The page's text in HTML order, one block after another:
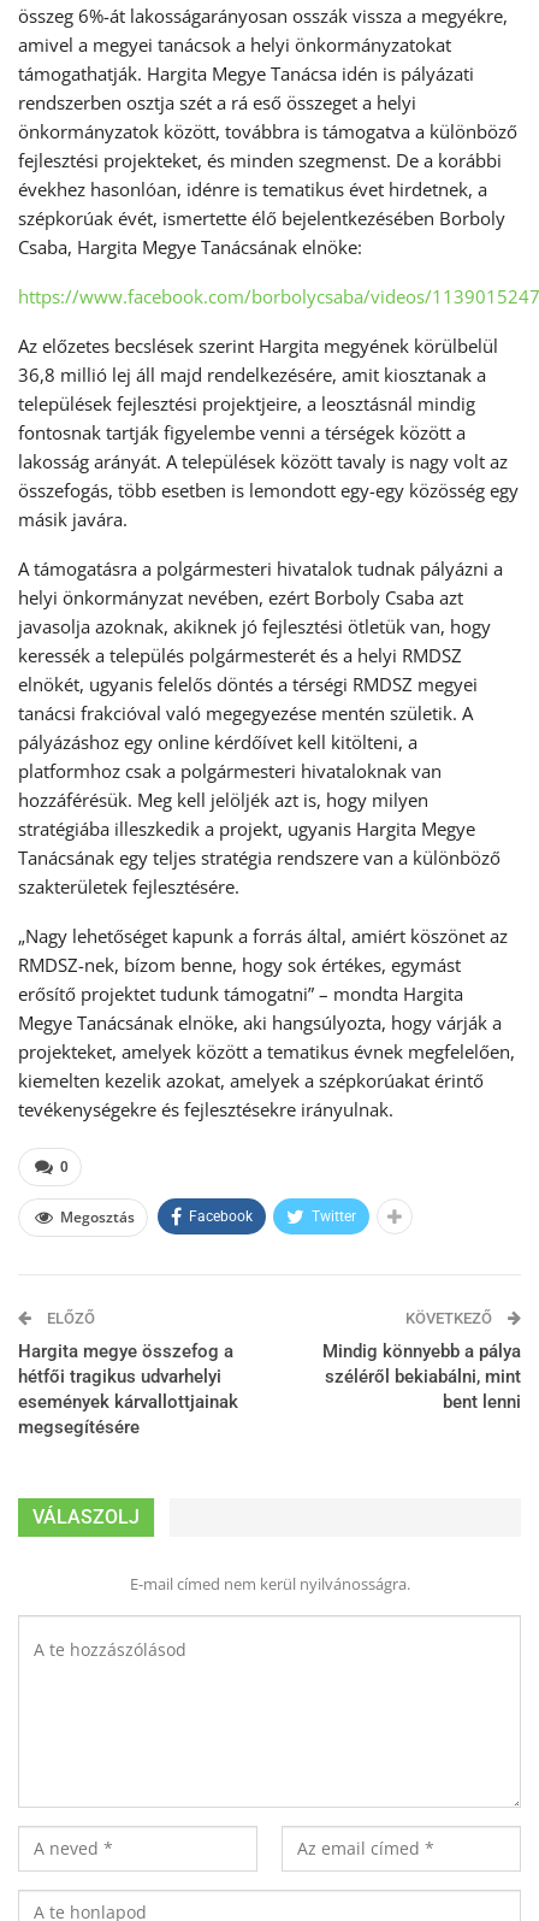
összeg 6%-át lakosságarányosan osszák vissza a megyékre,
amivel a megyei tanácsok a helyi önkormányzatokat
támogathatják. Hargita Megye Tanácsa idén is pályázati
rendszerben osztja szét a rá eső összeget a helyi
önkormányzatok között, továbbra is támogatva a különböző
fejlesztési projekteket, és minden szegmenst. De a korábbi
évekhez hasonlóan, idénre is tematikus évet hirdetnek, a
szépkorúak évét, ismertette élő bejelentkezésében Borboly
Csaba, Hargita Megye Tanácsának elnöke:
https://www.facebook.com/borbolycsaba/videos/
Az előzetes becslések szerint Hargita megyének körülbelül
36,8 millió lej áll majd rendelkezésére, amit kiosztanak a
települések fejlesztési projektjeire, a leosztásnál mindig
fontosnak tartják figyelembe venni a térségek között a
lakosság arányát. A települések között tavaly is nagy volt az
összefogás, több esetben is lemondott egy-egy közösség egy
másik javára.
A támogatásra a polgármesteri hivatalok tudnak pályázni a
helyi önkormányzat nevében, ezért Borboly Csaba azt
javasolja azoknak, akiknek jó fejlesztési ötletük van, hogy
keressék a település polgármesterét és a helyi RMDSZ
elnökét, ugyanis felelős döntés a térségi RMDSZ megyei
tanácsi frakcióval való megegyezése mentén születik. A
pályázáshoz egy online kérdőívet kell kitölteni, a
platformhoz csak a polgármesteri hivataloknak van
hozzáférésük. Meg kell jelöljék azt is, hogy milyen
stratégiába illeszkedik a projekt, ugyanis Hargita Megye
Tanácsának egy teljes stratégia rendszere van a különböző
szakterületek fejlesztésére.
„Nagy lehetőséget kapunk a forrás által, amiért köszönet az
RMDSZ-nek, bízom benne, hogy sok értékes, egymást
erősítő projektet tudunk támogatni” – mondta Hargita
Megye Tanácsának elnöke, aki hangsúlyozta, hogy várják a
projekteket, amelyek között a tematikus évnek megfelelően,
kiemelten kezelik azokat, amelyek a szépkorúakat érintő
tevékenységekre és fejlesztésekre irányulnak.
0
Megosztás Facebook Twitter
ELŐZŐ
Hargita megye összefog a
hétfői tragikus udvarhelyi
események kárvallottjainak
megsegítésére
KÖVETKEZŐ
Mindig könnyebb a pálya
széléről bekiabálni, mint
bent lenni
VÁLASZOLJ
E-mail címed nem kerül nyilvánosságra.